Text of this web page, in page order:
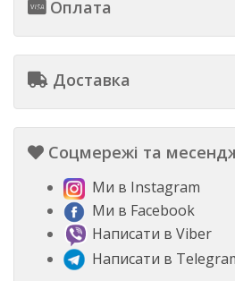
Оплата
Доставка
Соцмережі та
Ми в Instagram
Ми в Facebook
Написати в Viber
Написати в